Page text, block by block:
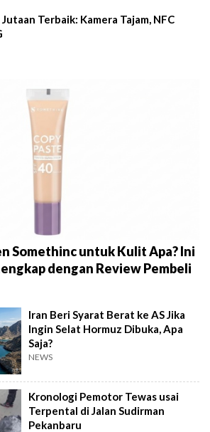
Jutaan Terbaik: Kamera Tajam, NFC
Somethinc untuk Kulit Apa? Ini
dengan Review Pembeli
Iran Beri Syarat Berat ke AS Jika
Ingin Selat Hormuz Dibuka, Apa
Saja?
NEWS
Kronologi Pemotor Tewas usai
Terpental di Jalan Sudirman
Pekanbaru